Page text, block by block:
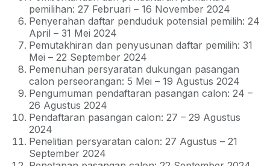
pemilihan: 27 Februari – 16 November 2024
Penyerahan daftar penduduk potensial pemilih: 24
April – 31 Mei 2024
Pemutakhiran dan penyusunan daftar pemilih: 31
Mei – 22 September 2024
Pemenuhan persyaratan dukungan pasangan
calon perseorangan: 5 Mei – 19 Agustus 2024
Pengumuman pendaftaran pasangan calon: 24 –
26 Agustus 2024
Pendaftaran pasangan calon: 27 – 29 Agustus
2024
Penelitian persyaratan calon: 27 Agustus – 21
September 2024